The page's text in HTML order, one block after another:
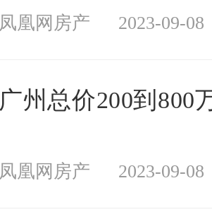
凤凰网房产 2023-09-08
广州总价200到800
凤凰网房产 2023-09-08